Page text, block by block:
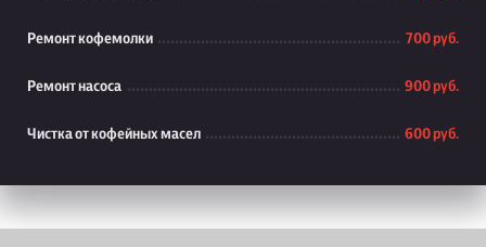
Ремонт кофемолки 700 руб.
Ремонт насоса 900 руб.
Чистка от кофейных масел 600 руб.